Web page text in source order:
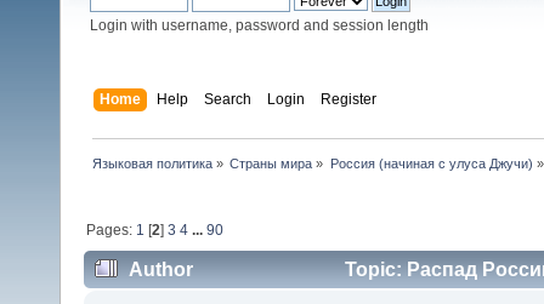
Login with username, password and session length
Home Help Search Login Register
Языковая политика» Страны мира » Россия (начиная с улуса Джучи) »
Pages: 1 [2]3 4 ...90
Author Topic: Распад